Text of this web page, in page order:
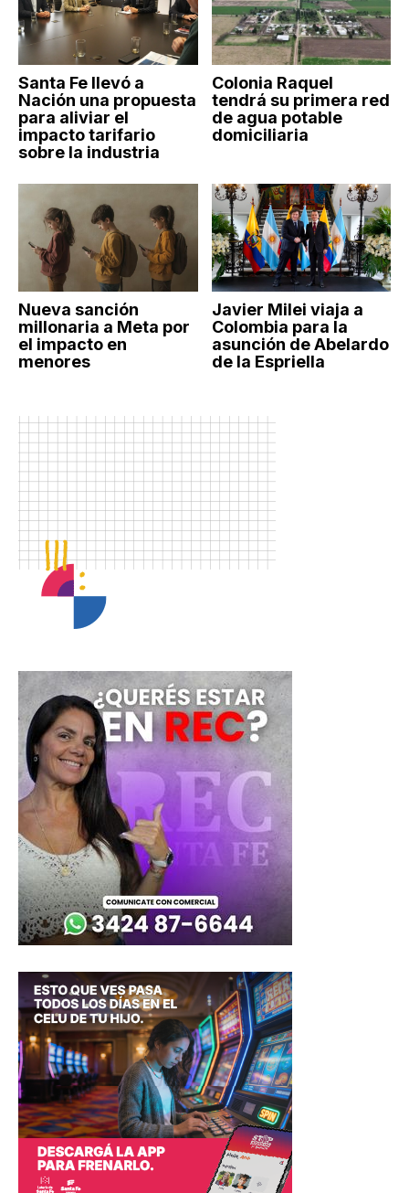
Santa Fe llevó a
Nación una propuesta
para aliviar el
impacto tarifario
sobre la industria
Colonia Raquel
tendrá su primera red
de agua potable
domiciliaria
Nueva sanción
millonaria a Meta por
el impacto en
menores
Javier Milei viaja a
Colombia para la
asunción de Abelardo
de la Espriella